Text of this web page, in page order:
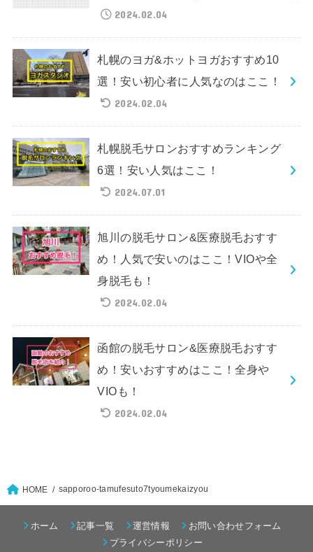
2024.02.04
札幌のヨガ&ホットヨガおすすめ10
選！安い初心者に人気なのはここ！
2024.02.04
札幌脱毛サロンおすすめランキング
6選！安い人気はここ！
2024.07.01
旭川の脱毛サロン&医療脱毛おすす
め！人気で安いのはここ！VIOや全
身脱毛も！
2024.02.04
函館の脱毛サロン&医療脱毛おすす
め！安いおすすめはここ！全身や
VIOも！
2024.02.04
HOME sapporoo-tamufesuto7tyoumekaizyou
ホーム 記事一覧 運営情報
お問い合わせフォーム
プライバシーポリシー